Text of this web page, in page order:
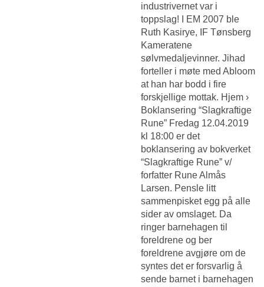
industrivernet var i
toppslag! I EM 2007 ble
Ruth Kasirye, IF Tønsberg
Kameratene
sølvmedaljevinner. Jihad
forteller i møte med Abloom
at han har bodd i fire
forskjellige mottak. Hjem ›
Boklansering “Slagkraftige
Rune” Fredag 12.04.2019
kl 18:00 er det
boklansering av bokverket
“Slagkraftige Rune” v/
forfatter Rune Almås
Larsen. Pensle litt
sammenpisket egg på alle
sider av omslaget. Da
ringer barnehagen til
foreldrene og ber
foreldrene avgjøre om de
syntes det er forsvarlig å
sende barnet i barnehagen